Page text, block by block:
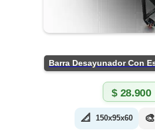
$28.900
📐 150x95x60 🎨